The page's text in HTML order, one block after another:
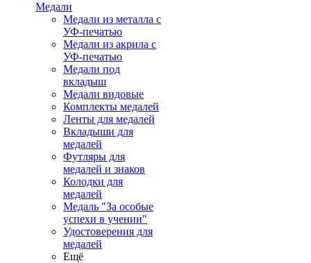
Медали
Медали из металла с
УФ-печатью
Медали из акрила с
УФ-печатью
Медали под
вкладыш
Медали видовые
Комплекты медалей
Ленты для медалей
Вкладыши для
медалей
Футляры для
медалей и знаков
Колодки для
медалей
Медаль "За особые
успехи в учении"
Удостоверения для
медалей
Ещё